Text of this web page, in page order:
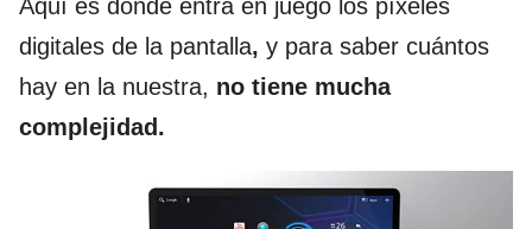
Aquí es donde entra en juego los píxeles
digitales de la pantalla, y para saber cuántos
hay en la nuestra, no tiene mucha
complejidad.